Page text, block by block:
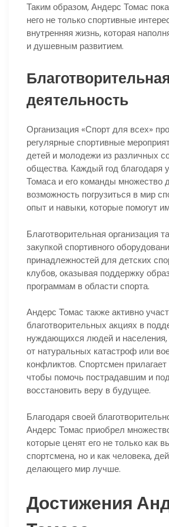
Таким образом, Андерс Томас
него не только спортивные
внутренняя жизнь, которая
и душевным развитием.
Благотворительная
деятельность
Организация «Спорт для всех»
регулярные спортивные
детей и молодежи из различных
общества. Каждый год благодаря
Томаса и его команды множество
возможность погрузиться в мир
опыт и навыки, которые помогут
Благотворительная организация
закупкой спортивного
принадлежностей для детских
клубов, оказывая поддержку
программам в области спорта.
Андерс Томас также активно
благотворительных акциях в
нуждающихся людей и населения,
от натуральных катастроф или
конфликтов. Спортсмен
чтобы помочь пострадавшим и
восстановить веру в будущее.
Благодаря своей
Андерс Томас приобрел
которые ценят его не только как
спортсмена, но и как человека,
делающего мир лучше.
Достижения